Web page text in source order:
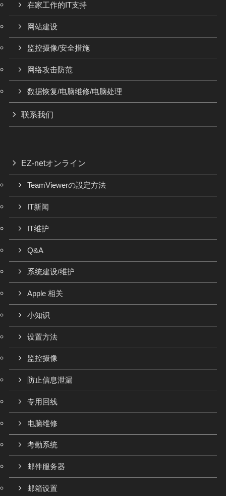
在家工作的IT支持
网站建设
监控摄像/安全措施
网络攻击防范
数据恢复/电脑维修/电脑处理
联系我们
EZ-netオンライン
TeamViewerの設定方法
IT新闻
IT维护
Q&A
系统建设/维护
Apple 相关
小知识
设置方法
监控摄像
防止信息泄漏
专用回线
电脑维修
考勤系统
邮件服务器
邮箱设置